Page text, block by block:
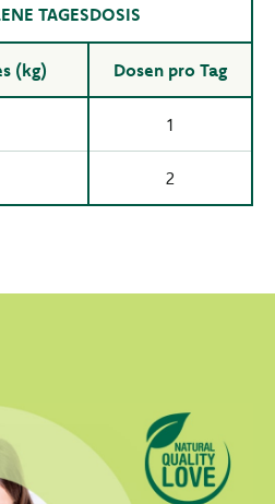
TAGESDOSIS
(kg) Dosen pro Tag
1
2